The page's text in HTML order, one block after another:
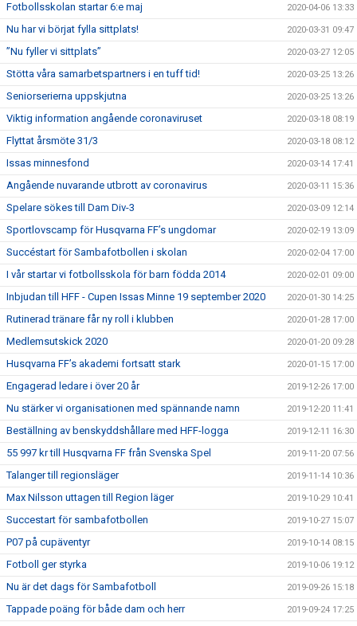
Fotbollsskolan startar 6:e maj 2020-04-06 13:33
Nu har vi börjat fylla sittplats! 2020-03-31 09:47
”Nu fyller vi sittplats” 2020-03-27 12:05
Stötta våra samarbetspartners i en tuff tid! 2020-03-25 13:26
Seniorserierna uppskjutna 2020-03-25 13:26
Viktig information angående coronaviruset 2020-03-18 08:19
Flyttat årsmöte 31/3 2020-03-18 08:12
Issas minnesfond 2020-03-14 17:41
Angående nuvarande utbrott av coronavirus 2020-03-11 15:36
Spelare sökes till Dam Div-3 2020-03-09 12:14
Sportlovscamp för Husqvarna FF’s ungdomar 2020-02-19 13:09
Succéstart för Sambafotbollen i skolan 2020-02-04 17:00
I vår startar vi fotbollsskola för barn födda 2014 2020-02-01 09:00
Inbjudan till HFF - Cupen Issas Minne 19 september 2020 2020-01-30 14:25
Rutinerad tränare får ny roll i klubben 2020-01-28 17:00
Medlemsutskick 2020 2020-01-20 09:28
Husqvarna FF’s akademi fortsatt stark 2020-01-15 17:00
Engagerad ledare i över 20 år 2019-12-26 17:00
Nu stärker vi organisationen med spännande namn 2019-12-20 11:41
Beställning av benskyddshållare med HFF-logga 2019-12-11 16:30
55 997 kr till Husqvarna FF från Svenska Spel 2019-11-20 07:56
Talanger till regionsläger 2019-11-14 10:36
Max Nilsson uttagen till Region läger 2019-10-29 10:41
Succestart för sambafotbollen 2019-10-27 15:07
P07 på cupäventyr 2019-10-14 08:15
Fotboll ger styrka 2019-10-06 19:12
Nu är det dags för Sambafotboll 2019-09-26 15:18
Tappade poäng för både dam och herr 2019-09-24 17:25